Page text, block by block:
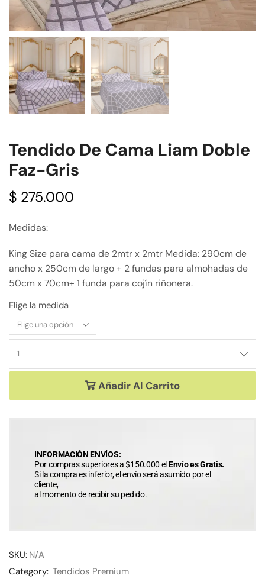
Tendido De Cama Liam Doble
Faz-Gris
$ 275.000
Medidas:
King Size para cama de 2mtr x 2mtr Medida: 290cm de
ancho x 250cm de largo + 2 fundas para almohadas de
50cm x 70cm+ 1 funda para cojín riñonera.
Elige la medida
Añadir Al Carrito
INFORMACIÓN ENVÍOS:
Por compras superiores a $150.000 elEnvío es Gratis.
Si la compra es inferior, el envío será asumido por el
cliente,
al momento de recibir su pedido.
SKU: N/A
Category: Tendidos Premium